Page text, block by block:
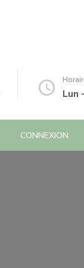
Lun
CONNEXION